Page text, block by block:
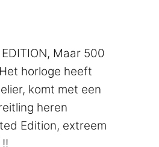
Maar 500
horloge heeft
komt met een
heren
Edition, extreem